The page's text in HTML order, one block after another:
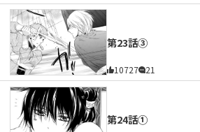
第23話③
10727 21
第24話①